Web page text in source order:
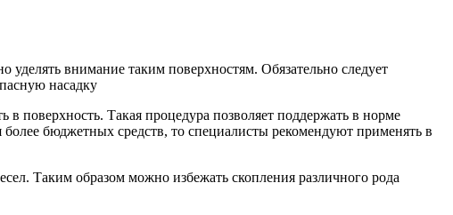
уделять внимание таким поверхностям. Обязательно следует
насадку
поверхность. Такая процедура позволяет поддержать в норме
бюджетных средств, то специалисты рекомендуют применять в
Таким образом можно избежать скопления различного рода